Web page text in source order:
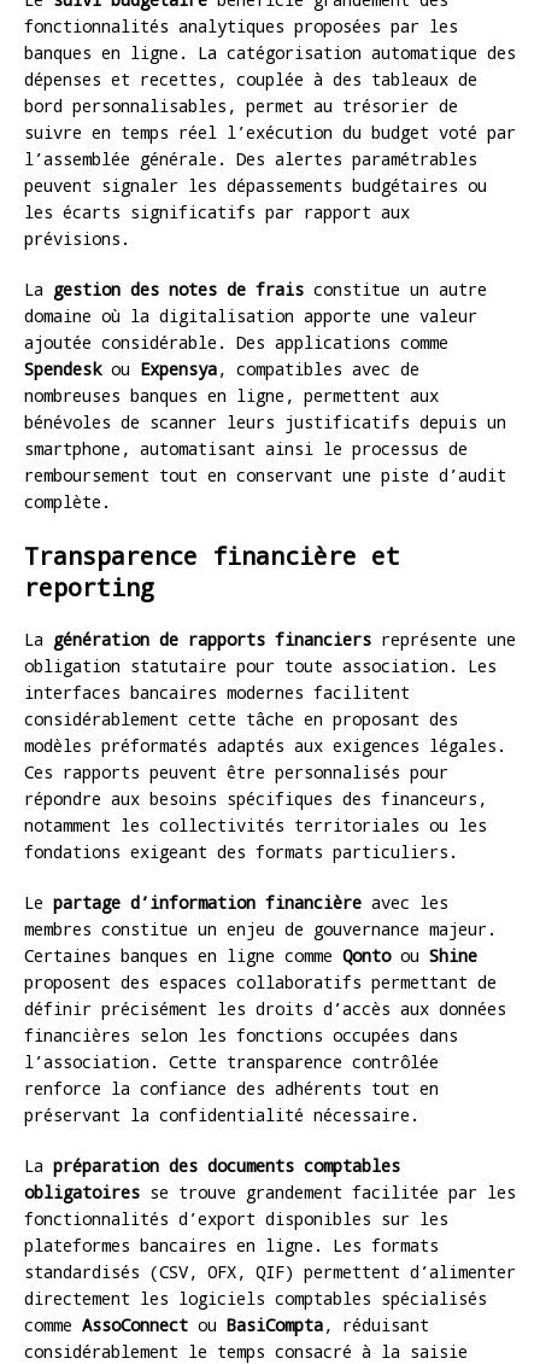
fonctionnalités analytiques proposées par les
banques en ligne. La catégorisation automatique des
dépenses et recettes, couplée à des tableaux de
bord personnalisables, permet au trésorier de
suivre en temps réel l’exécution du budget voté par
l’assemblée générale. Des alertes paramétrables
peuvent signaler les dépassements budgétaires ou
les écarts significatifs par rapport aux
prévisions.
La gestion des notes de frais constitue un autre
domaine où la digitalisation apporte une valeur
ajoutée considérable. Des applications comme
Spendeskou Expensya, compatibles avec de
nombreuses banques en ligne, permettent aux
bénévoles de scanner leurs justificatifs depuis un
smartphone, automatisant ainsi le processus de
remboursement tout en conservant une piste d’audit
complète.
Transparence financière et
reporting
La génération de rapports financiers représente une
obligation statutaire pour toute association. Les
interfaces bancaires modernes facilitent
considérablement cette tâche en proposant des
modèles préformatés adaptés aux exigences légales.
Ces rapports peuvent être personnalisés pour
répondre aux besoins spécifiques des financeurs,
notamment les collectivités territoriales ou les
fondations exigeant des formats particuliers.
Le partage d’information financière avec les
membres constitue un enjeu de gouvernance majeur.
Certaines banques en ligne comme Qontoou Shine
proposent des espaces collaboratifs permettant de
définir précisément les droits d’accès aux données
financières selon les fonctions occupées dans
l’association. Cette transparence contrôlée
renforce la confiance des adhérents tout en
préservant la confidentialité nécessaire.
La préparation des documents comptables
obligatoires se trouve grandement facilitée par les
fonctionnalités d’export disponibles sur les
plateformes bancaires en ligne. Les formats
standardisés (CSV, OFX, QIF) permettent d’alimenter
directement les logiciels comptables spécialisés
comme AssoConnect ou BasiCompta, réduisant
considérablement le temps consacré à la saisie